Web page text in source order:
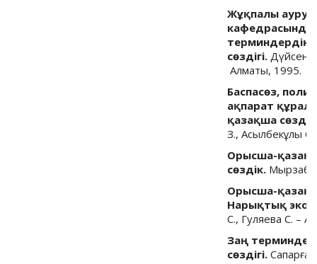
Жұқпалы
кафедрасында
сөздігі.
Алматы, 1995.
Баспасөз,
ақпарат
қазақша
З., Асылбекұлы
Орысша-
сөздік.
Орысша-
Нарықтық
С., Гуляева С. –
Заң
сөздігі.